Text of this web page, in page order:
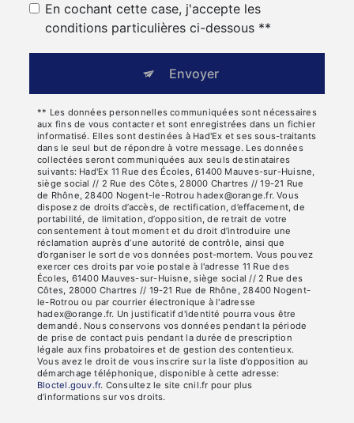
En cochant cette case, j'accepte les
conditions particulières ci-dessous **
Envoyer
** Les données personnelles communiquées sont nécessaires
aux fins de vous contacter et sont enregistrées dans un fichier
informatisé. Elles sont destinées à Had'Ex et ses sous-traitants
dans le seul but de répondre à votre message. Les données
collectées seront communiquées aux seuls destinataires
suivants: Had'Ex 11 Rue des Écoles, 61400 Mauves-sur-Huisne,
siège social // 2 Rue des Côtes, 28000 Chartres // 19-21 Rue
de Rhône, 28400 Nogent-le-Rotrou hadex@orange.fr. Vous
disposez de droits d’accès, de rectification, d’effacement, de
portabilité, de limitation, d’opposition, de retrait de votre
consentement à tout moment et du droit d’introduire une
réclamation auprès d’une autorité de contrôle, ainsi que
d’organiser le sort de vos données post-mortem. Vous pouvez
exercer ces droits par voie postale à l'adresse 11 Rue des
Écoles, 61400 Mauves-sur-Huisne, siège social // 2 Rue des
Côtes, 28000 Chartres // 19-21 Rue de Rhône, 28400 Nogent-
le-Rotrou ou par courrier électronique à l'adresse
hadex@orange.fr. Un justificatif d'identité pourra vous être
demandé. Nous conservons vos données pendant la période
de prise de contact puis pendant la durée de prescription
légale aux fins probatoires et de gestion des contentieux.
Vous avez le droit de vous inscrire sur la liste d'opposition au
démarchage téléphonique, disponible à cette adresse:
Bloctel.gouv.fr. Consultez le site cnil.fr pour plus
d’informations sur vos droits.